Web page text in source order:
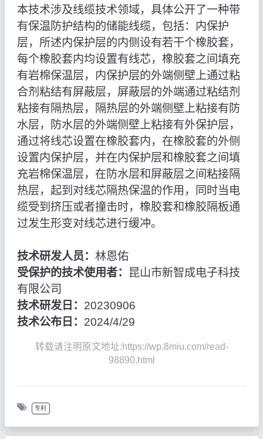
本技术涉及线缆技术领域，具体公开了一种带
有保温防护结构的储能线缆，包括：内保护
层，所述内保护层的内侧设有若干个橡胶套，
每个橡胶套内均设置有线芯，橡胶套之间填充
有岩棉保温层，内保护层的外端侧壁上通过粘
合剂粘结有屏蔽层，屏蔽层的外端通过粘结剂
粘接有隔热层，隔热层的外端侧壁上粘接有防
水层，防水层的外端侧壁上粘接有外保护层，
通过将线芯设置在橡胶套内，在橡胶套的外侧
设置内保护层，并在内保护层和橡胶套之间填
充岩棉保温层，在防水层和屏蔽层之间粘接隔
热层，起到对线芯隔热保温的作用，同时当电
缆受到挤压或者撞击时，橡胶套和橡胶隔板通
过发生形变对线芯进行缓冲。
技术研发人员： 林恩佑
受保护的技术使用者：
昆山市新智成电子科技
有限公司
技术研发日： 20230906
技术公布日： 2024/4/29
转载请注明原文地址:https://wp.8miu.com/read-
98890.html
专利